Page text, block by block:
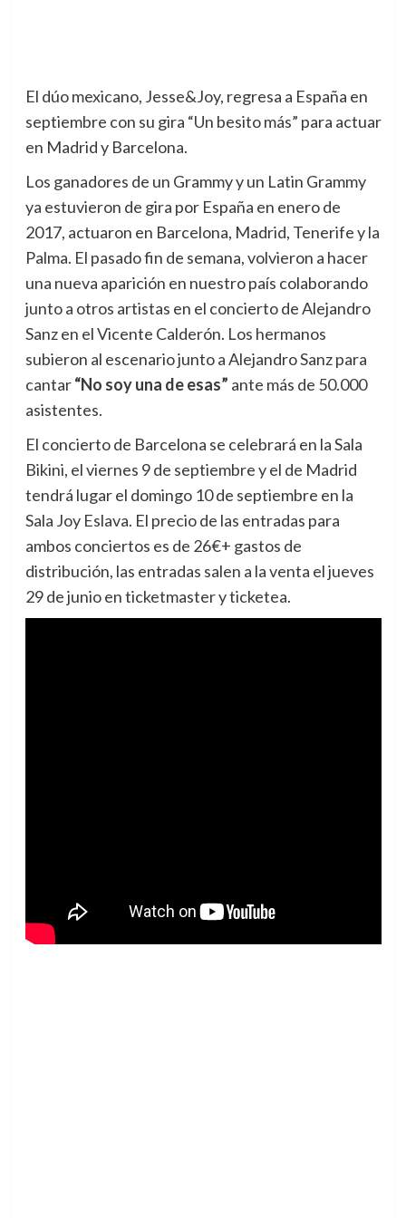
El dúo mexicano, Jesse&Joy, regresa a España en
septiembre con su gira “Un besito más” para actuar
en Madrid y Barcelona.
Los ganadores de un Grammy y un Latin Grammy
ya estuvieron de gira por España en enero de
2017, actuaron en Barcelona, Madrid, Tenerife y la
Palma. El pasado fin de semana, volvieron a hacer
una nueva aparición en nuestro país colaborando
junto a otros artistas en el concierto de Alejandro
Sanz en el Vicente Calderón. Los hermanos
subieron al escenario junto a Alejandro Sanz para
cantar“No soy una de esas” ante más de 50.000
asistentes.
El concierto de Barcelona se celebrará en la Sala
Bikini, el viernes 9 de septiembre y el de Madrid
tendrá lugar el domingo 10 de septiembre en la
Sala Joy Eslava. El precio de las entradas para
ambos conciertos es de 26€+ gastos de
distribución, las entradas salen a la venta el jueves
29 de junio en ticketmaster y ticketea.